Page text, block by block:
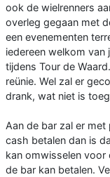
ook de wielrenners
overleg gegaan met
een evenementen
iedereen welkom
tijdens Tour de
reünie. Wel zal er
drank, wat niet is
Aan de bar zal er
cash betalen dan is
kan omwisselen voor
de bar kan betalen.